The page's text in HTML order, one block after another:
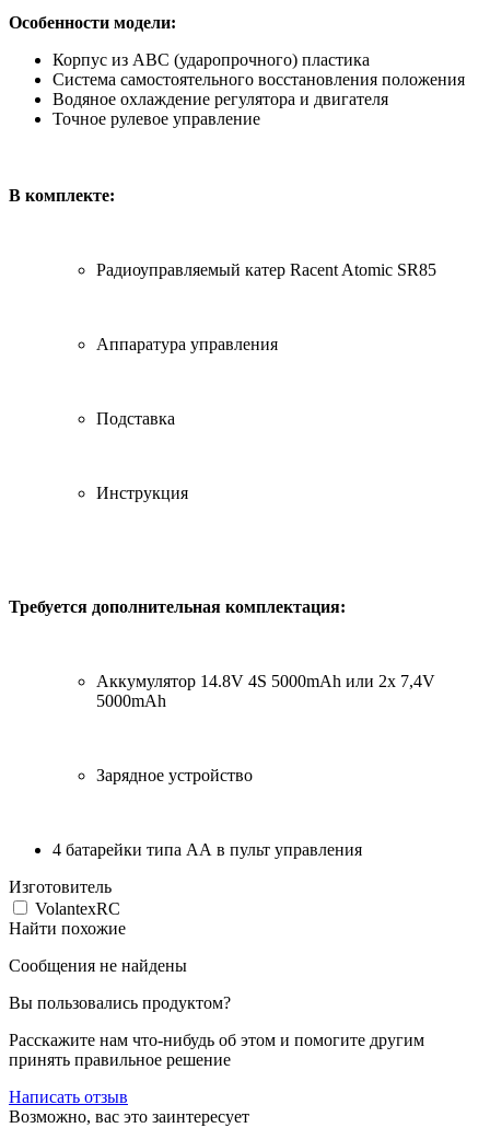
Особенности модели:
Корпус из АВС (ударопрочного) пластика
Система самостоятельного восстановления положения
Водяное охлаждение регулятора и двигателя
Точное рулевое управление
В комплекте:
Радиоуправляемый катер Racent Atomic SR85
Аппаратура управления
Подставка
Инструкция
Требуется дополнительная комплектация:
Аккумулятор 14.8V 4S 5000mAh или 2x 7,4V
5000mAh
Зарядное устройство
4 батарейки типа АА в пульт управления
Изготовитель
VolantexRC
Найти похожие
Сообщения не найдены
Вы пользовались продуктом?
Расскажите нам что-нибудь об этом и помогите другим
принять правильное решение
Написать отзыв
Возможно, вас это заинтересует